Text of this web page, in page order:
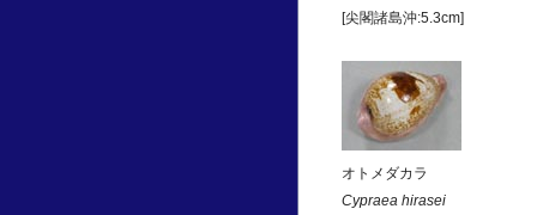
[尖閣諸島沖:5.3cm]
オトメダカラ
Cypraea hirasei